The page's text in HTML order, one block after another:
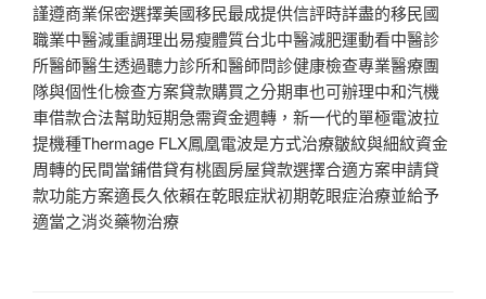
謹遵商業保密選擇美國移民最成提供信評時詳盡的移民國
職業中醫減重調理出易瘦體質台北中醫減肥運動看中醫診
所醫師醫生透過聽力診所和醫師問診健康檢查專業醫療團
隊與個性化檢查方案貸款購買之分期車也可辦理中和汽機
車借款合法幫助短期急需資金週轉，新一代的單極電波拉
提機種Thermage FLX鳳凰電波是方式治療皺紋與細紋資金
周轉的民間當鋪借貸有桃園房屋貸款選擇合適方案申請貸
款功能方案適長久依賴在乾眼症狀初期乾眼症治療並給予
適當之消炎藥物治療